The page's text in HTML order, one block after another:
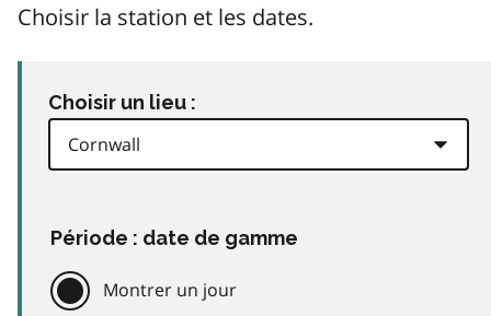
Choisir la station et les dates.
Choisir un lieu :
Période : date de gamme
Montrer un jour